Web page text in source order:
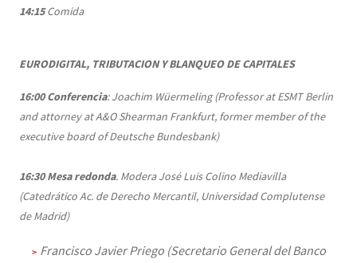
14:15Comida
EURODIGITAL, TRIBUTACION Y BLANQUEO DE CAPITALES
16:00 Conferencia: Joachim Wüermeling (Professor at ESMT Berlin
and attorney at A&O Shearman Frankfurt, former member of the
executive board of Deutsche Bundesbank)
16:30 Mesa redonda. Modera José Luis Colino Mediavilla
(Catedrático Ac. de Derecho Mercantil, Universidad Complutense
de Madrid)
Francisco Javier Priego (Secretario General del Banco